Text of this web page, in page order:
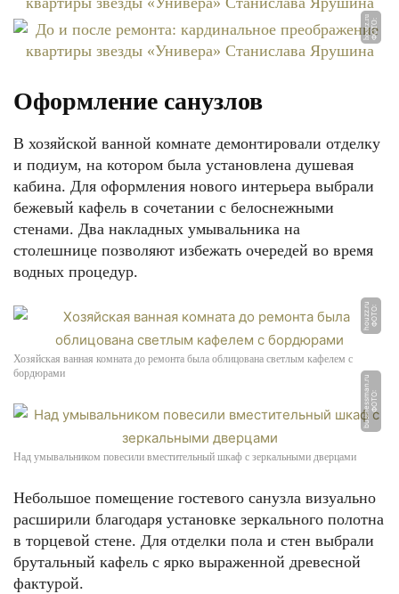
Ф
О
Т
О:
h
o
u
z
z.
r
u
Оформление санузлов
В хозяйской ванной комнате демонтировали отделку
и подиум, на котором была установлена душевая
кабина. Для оформления нового интерьера выбрали
бежевый кафель в сочетании с белоснежными
стенами. Два накладных умывальника на
столешнице позволяют избежать очередей во время
водных процедур.
Ф
О
Т
О:
h
o
u
z
z.
r
u
Хозяйская ванная комната до ремонта была облицована светлым кафелем с
бордюрами
Ф
О
Т
О:
b
u
si
n
e
s
s
m
a
n.
r
u
Над умывальником повесили вместительный шкаф с зеркальными дверцами
Небольшое помещение гостевого санузла визуально
расширили благодаря установке зеркального полотна
в торцевой стене. Для отделки пола и стен выбрали
брутальный кафель с ярко выраженной древесной
фактурой.